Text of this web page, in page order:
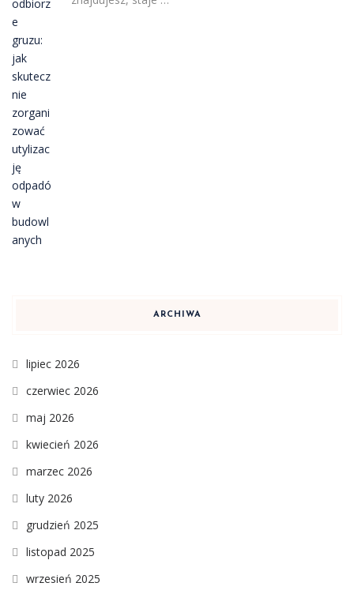
ARCHIWA
lipiec 2026
czerwiec 2026
maj 2026
kwiecień 2026
marzec 2026
luty 2026
grudzień 2025
listopad 2025
wrzesień 2025